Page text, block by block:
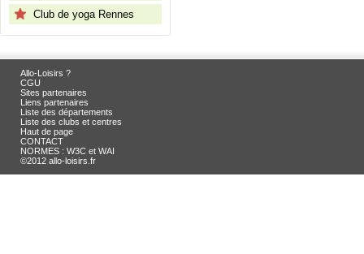
Club de yoga Rennes
Allo-Loisirs ?
CGU
Sites partenaires
Liens partenaires
Liste des départements
Liste des clubs et centres
Haut de page
CONTACT
NORMES : W3C et WAI
©2012 allo-loisirs.fr